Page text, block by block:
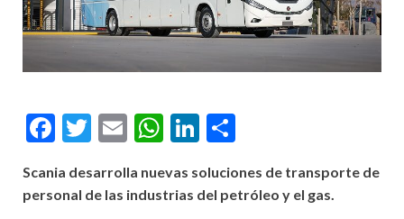
Facebook
Twitter
EmailWhatsApp
LinkedIn
Scania desarrolla nuevas soluciones de transporte de
personal de las industrias del petróleo y el gas.